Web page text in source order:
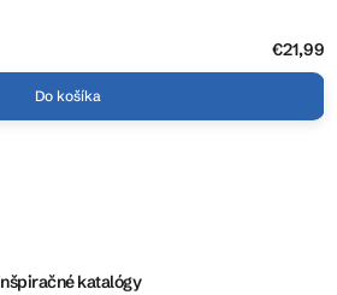
€21,99
Do košíka
katalógy